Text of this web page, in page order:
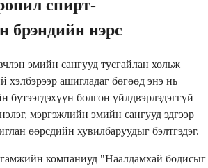
спирт-
брэндийн нэрс
эмийн сангууд тусгайлан хольж
хэлбэрээр ашигладаг бөгөөд энэ нь
бүтээгдэхүүн болгон үйлдвэрлэдэггүй
мэргэжлийн эмийн сангууд эдгээр
өөрсдийн хувилбаруудыг бэлтгэдэг.
компаниуд "Наалдамхай бодисыг